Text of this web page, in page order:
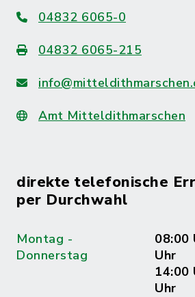
04832 6065-0
04832 6065-215
Amt Mitteldithmarschen
direkte telefonische
per Durchwahl
Montag -
Donnerstag
08:00
Uhr
14:00
Uhr